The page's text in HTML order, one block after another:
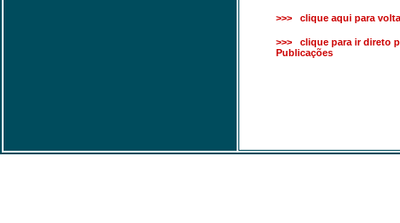
>>> clique aqui para
>>> clique para ir direto
Publicações